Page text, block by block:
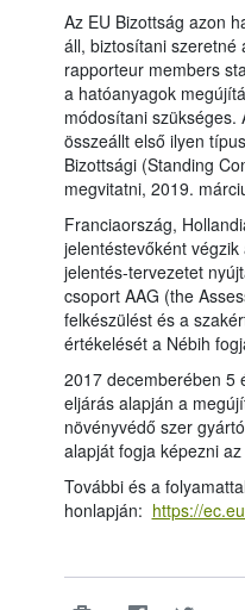
Az EU Bizottság azon
áll, biztosítani szeretné
rapporteur members
a hatóanyagok
módosítani szükséges.
összeállt első ilyen
Bizottsági (Standing
megvitatni, 2019.
Franciaország,
jelentéstevőként
jelentés-tervezetet
csoport AAG (the
felkészülést és a
értékelését a Nébih
2017 decemberében 5
eljárás alapján a
növényvédő szer
alapját fogja képezni
További és a
honlapján: https://